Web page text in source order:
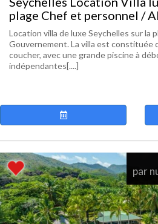
plage Chef et personnel /
Location villa de luxe Seychelles sur la
Gouvernement. La villa est constituée
coucher, avec une grande piscine à
indépendantes[....]
par